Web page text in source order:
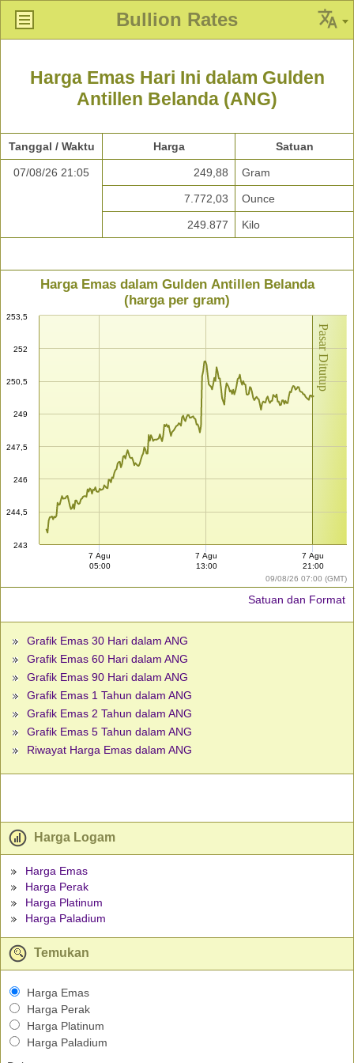
Bullion Rates
Harga Emas Hari Ini dalam Gulden
Antillen Belanda (ANG)
Tanggal / Waktu Harga Satuan
07/08/26 21:05 249,88 Gram
7.772,03 Ounce
249.877 Kilo
Pasar Ditutup
09/08/26 07:00 (GMT)
Harga Emas dalam Gulden Antillen Belanda
(harga per gram)
243
244,5
246
247,5
249
250,5
252
253,5
7 Agu
05:00
7 Agu
13:00
7 Agu
21:00
Satuan dan Format
Grafik Emas 30 Hari dalam ANG
Grafik Emas 60 Hari dalam ANG
Grafik Emas 90 Hari dalam ANG
Grafik Emas 1 Tahun dalam ANG
Grafik Emas 2 Tahun dalam ANG
Grafik Emas 5 Tahun dalam ANG
Riwayat Harga Emas dalam ANG
Harga Logam
Harga Emas
Harga Perak
Harga Platinum
Harga Paladium
Temukan
Harga Emas
Harga Perak
Harga Platinum
Harga Paladium